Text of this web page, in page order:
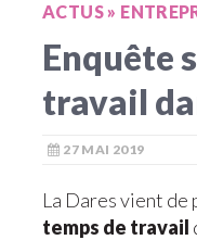
ACTUS»
Enquête
travail
27 MAI 2019
La Dares vient de
temps de travail